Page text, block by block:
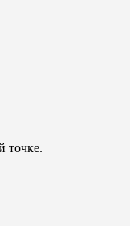
точке.